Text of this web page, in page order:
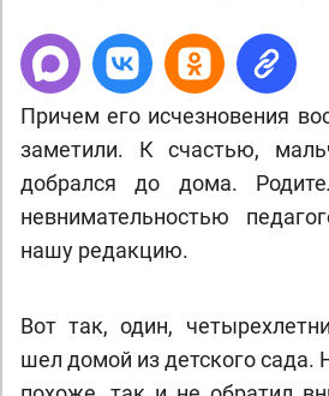
Причем его исчезновения
заметили. К счастью,
добрался до дома.
невнимательностью
нашу редакцию.
Вот так, один,
шел домой из детского сада.